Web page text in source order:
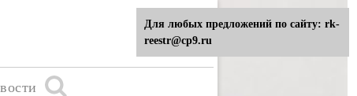
Для любых предложений по сайту: rk-
reestr@cp9.ru